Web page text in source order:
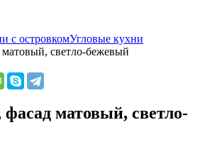
с островкомУгловые кухни
светло-бежевый
матовый, светло-